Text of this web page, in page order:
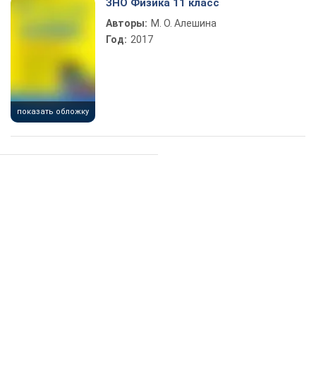
показать обложку
ЗНО Физика 11 класс
Авторы: М. О. Алешина
Год: 2017